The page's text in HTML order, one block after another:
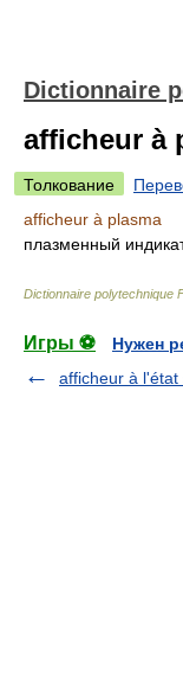
Dictionnaire
afficheur à
Толкование
afficheur à plasma
плазменный
Dictionnaire polytechnique
Игры ⚽
Нужен
afficheur à l'état